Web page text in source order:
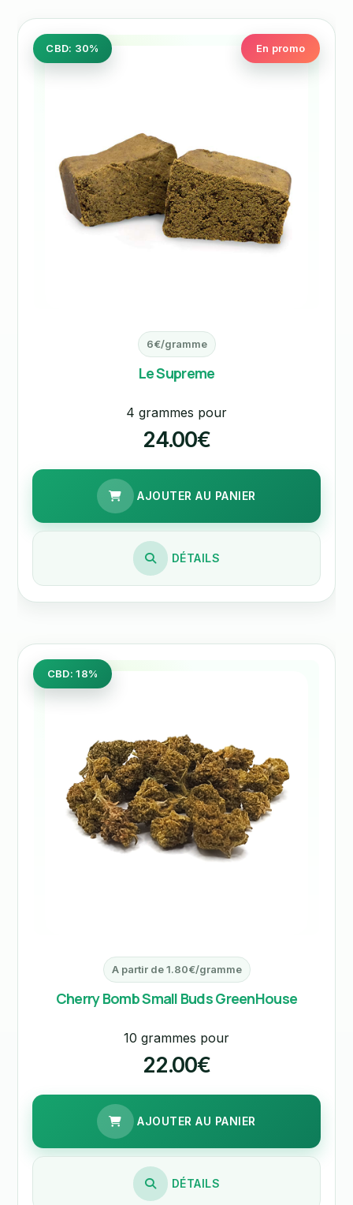
En promo
CBD: 30%
6€/gramme
Le Supreme
4 grammes pour
24.00€
AJOUTER AU PANIER
DÉTAILS
CBD: 18%
A partir de 1.80€/gramme
Cherry Bomb Small Buds GreenHouse
10 grammes pour
22.00€
AJOUTER AU PANIER
DÉTAILS